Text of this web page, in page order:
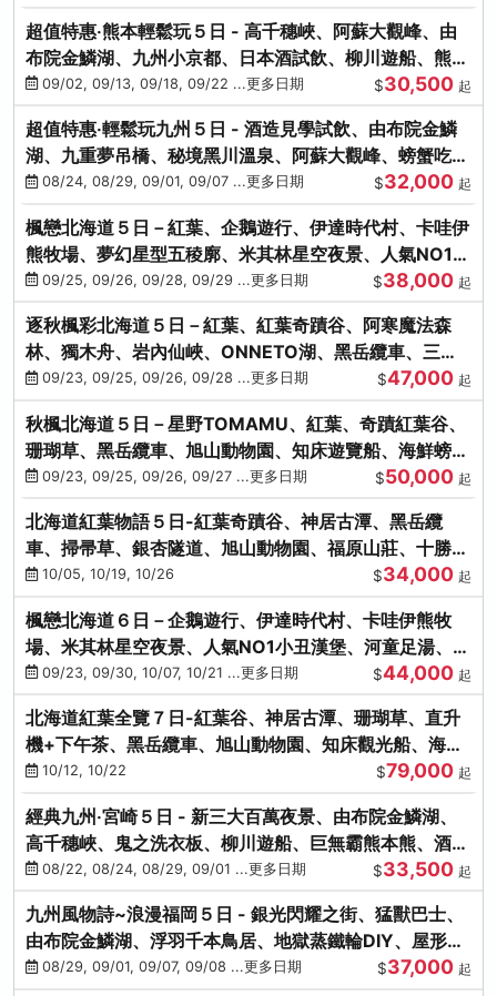
超值特惠‧熊本輕鬆玩５日 - 高千穗峽、阿蘇大觀峰、由
布院金鱗湖、九州小京都、日本酒試飲、柳川遊船、熊本
城、熊本AEON
09/02, 09/13, 09/18, 09/22 ...更多日期 $30,500 起
超值特惠‧輕鬆玩九州５日 - 酒造見學試飲、由布院金鱗
湖、九重夢吊橋、秘境黑川溫泉、阿蘇大觀峰、螃蟹吃到
飽08/24, 08/29, 09/01, 09/07 ...更多日期 $32,000 起
楓戀北海道５日－紅葉、企鵝遊行、伊達時代村、卡哇伊
熊牧場、夢幻星型五稜廓、米其林星空夜景、人氣NO1小
丑漢堡、洞爺花火
09/25, 09/26, 09/28, 09/29 ...更多日期 $38,000 起
逐秋楓彩北海道５日－紅葉、紅葉奇蹟谷、阿寒魔法森
林、獨木舟、岩內仙峽、ONNETO湖、黑岳纜車、三國
峠、豐平峽、螃蟹溫泉
09/23, 09/25, 09/26, 09/28 ...更多日期 $47,000 起
秋楓北海道５日－星野TOMAMU、紅葉、奇蹟紅葉谷、
珊瑚草、黑岳纜車、旭山動物園、知床遊覽船、海鮮螃蟹
和牛吃到飽
09/23, 09/25, 09/26, 09/27 ...更多日期 $50,000 起
北海道紅葉物語５日-紅葉奇蹟谷、神居古潭、黑岳纜
車、掃帚草、銀杏隧道、旭山動物園、福原山莊、十勝牧
場、冰的美術館
10/05, 10/19, 10/26 $34,000 起
楓戀北海道６日－企鵝遊行、伊達時代村、卡哇伊熊牧
場、米其林星空夜景、人氣NO1小丑漢堡、河童足湯、奇
幻燈遊步道、洞爺花火
09/23, 09/30, 10/07, 10/21 ...更多日期 $44,000 起
北海道紅葉全覽７日-紅葉谷、神居古潭、珊瑚草、直升
機+下午茶、黑岳纜車、旭山動物園、知床觀光船、海膽
涮涮鍋(不進免稅店)
10/12, 10/22 $79,000 起
經典九州‧宮崎５日 - 新三大百萬夜景、由布院金鱗湖、
高千穗峽、鬼之洗衣板、柳川遊船、巨無霸熊本熊、酒造
見學試飲
08/22, 08/24, 08/29, 09/01 ...更多日期 $33,500 起
九州風物詩~浪漫福岡５日 - 銀光閃耀之街、猛獸巴士、
由布院金鱗湖、浮羽千本鳥居、地獄蒸鐵輪DIY、屋形船
晚宴、鸕鶿捕魚
08/29, 09/01, 09/07, 09/08 ...更多日期 $37,000 起